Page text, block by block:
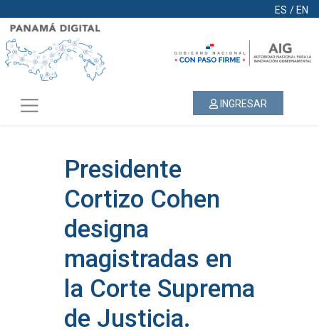
ES / EN
INGRESAR
Presidente
Cortizo Cohen
designa
magistradas en
la Corte Suprema
de Justicia.